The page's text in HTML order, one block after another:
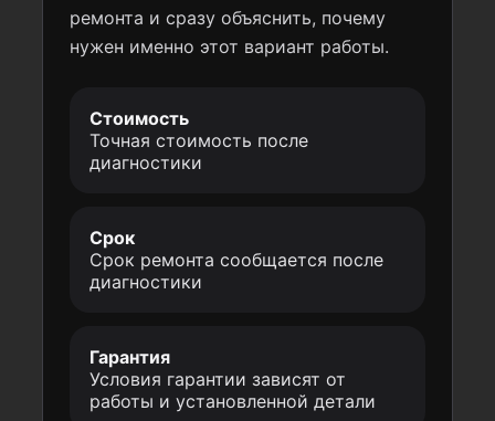
ремонта и сразу объяснить, почему
нужен именно этот вариант работы.
Стоимость
Точная стоимость после
диагностики
Срок
Срок ремонта сообщается после
диагностики
Гарантия
Условия гарантии зависят от
работы и установленной детали